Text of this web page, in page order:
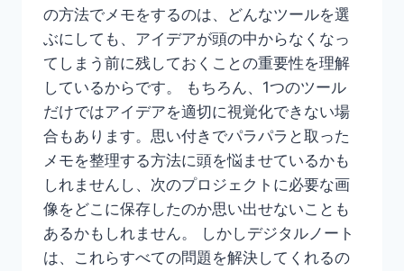
の方法でメモをするのは、どんなツールを選
ぶにしても、アイデアが頭の中からなくなっ
てしまう前に残しておくことの重要性を理解
しているからです。 もちろん、1つのツール
だけではアイデアを適切に視覚化できない場
合もあります。思い付きでパラパラと取った
メモを整理する方法に頭を悩ませているかも
しれませんし、次のプロジェクトに必要な画
像をどこに保存したのか思い出せないことも
あるかもしれません。 しかしデジタルノート
は、これらすべての問題を解決してくれるの